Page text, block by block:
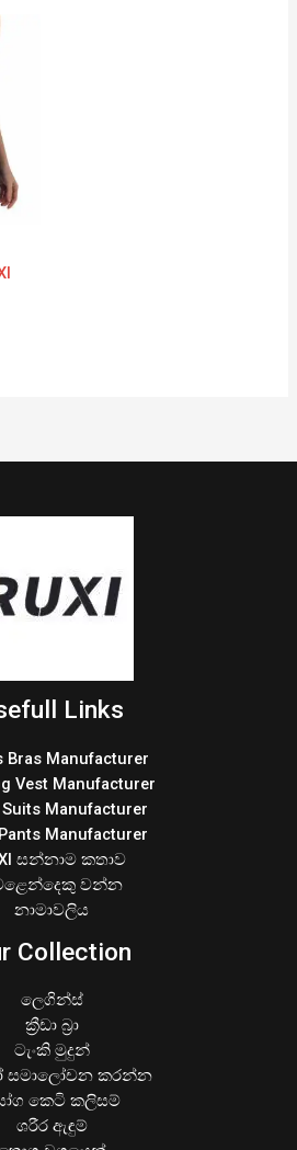
Links
Bras Manufacturer
Vest Manufacturer
Manufacturer
Manufacturer
සන්නාම කතාව
වන්න
නාමාවලිය
Collection
ලෙගින්ස්
ක්‍රීඩා බ්‍රා
ටැංකි මුදුන්
සමාලෝචන කරන්න
කෙටි කලිසම්
ශරීර ඇඳුම්